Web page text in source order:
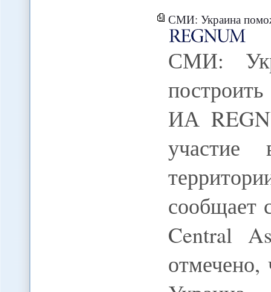
СМИ: Украина
СМИ:
ИА
сообщает
Central
отмечено,